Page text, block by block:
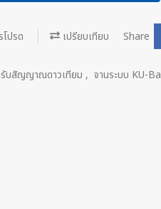
โปรด เปรียบเทียบ Share
รับสัญญาณดาวเทียม , จานระบบ KU-